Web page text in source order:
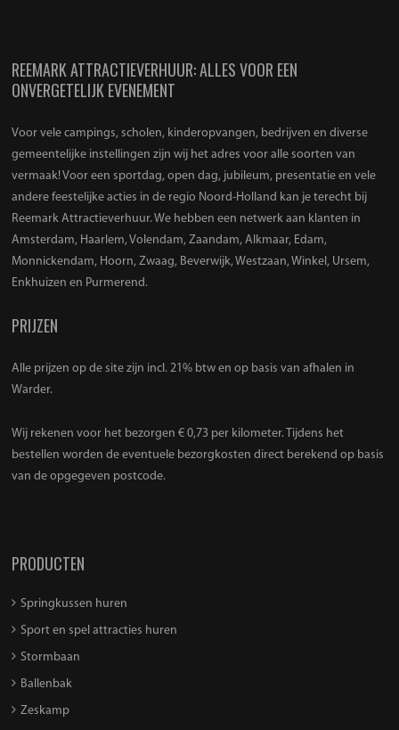
REEMARK ATTRACTIEVERHUUR: ALLES VOOR EEN
ONVERGETELIJK EVENEMENT
Voor vele campings, scholen, kinderopvangen, bedrijven en diverse
gemeentelijke instellingen zijn wij het adres voor alle soorten van
vermaak! Voor een sportdag, open dag, jubileum, presentatie en vele
andere feestelijke acties in de regio Noord-Holland kan je terecht bij
Reemark Attractieverhuur. We hebben een netwerk aan klanten in
Amsterdam, Haarlem, Volendam, Zaandam, Alkmaar, Edam,
Monnickendam, Hoorn, Zwaag, Beverwijk, Westzaan, Winkel, Ursem,
Enkhuizen en Purmerend.
PRIJZEN
Alle prijzen op de site zijn incl. 21% btw en op basis van afhalen in
Warder.
Wij rekenen voor het bezorgen € 0,73 per kilometer. Tijdens het
bestellen worden de eventuele bezorgkosten direct berekend op basis
van de opgegeven postcode.
PRODUCTEN
Springkussen huren
Sport en spel attracties huren
Stormbaan
Ballenbak
Zeskamp